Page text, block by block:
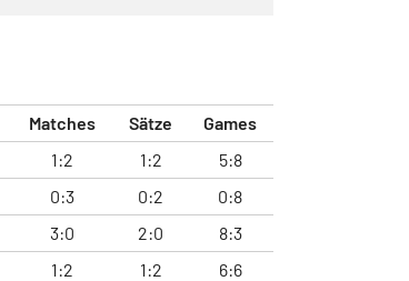
Matches Sätze Games
1:2 1:2 5:8
0:3 0:2 0:8
3:0 2:0 8:3
1:2 1:2
6:6